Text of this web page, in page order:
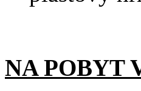
NA POBYT